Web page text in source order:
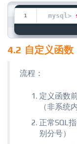
mysql>
4.2 自定义函数
流程：
定义函数
（非系统
正常SQL
别分号）